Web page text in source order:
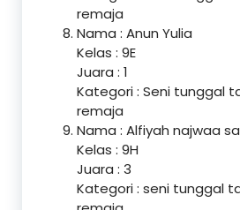
remaja
Nama : Anun Yulia
Kelas : 9E
Juara : 1
Kategori : Seni tunggal
remaja
Nama : Alfiyah najwaa
Kelas : 9H
Juara : 3
Kategori : seni tunggal